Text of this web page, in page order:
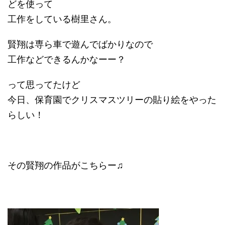
どを使って
工作をしている樹里さん。
賢翔は専ら車で遊んでばかりなので
工作などできるんかなーー？
って思ってたけど
今日、保育園でクリスマスツリーの貼り絵をやった
らしい！
その賢翔の作品がこちらー♫